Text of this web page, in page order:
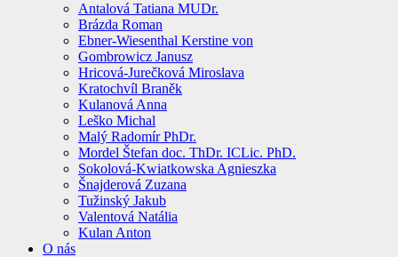
Antalová Tatiana MUDr.
Brázda Roman
Ebner-Wiesenthal Kerstine von
Gombrowicz Janusz
Hricová-Jurečková Miroslava
Kratochvíl Braněk
Kulanová Anna
Leško Michal
Malý Radomír PhDr.
Mordel Štefan doc. ThDr. ICLic. PhD.
Sokolová-Kwiatkowska Agnieszka
Šnajderová Zuzana
Tužinský Jakub
Valentová Natália
Kulan Anton
O nás